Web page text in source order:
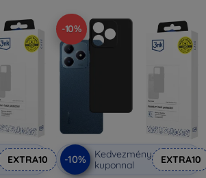
EXTRA10
-10%
-10%
Kedvezmény
kuponnal
EXTRA10